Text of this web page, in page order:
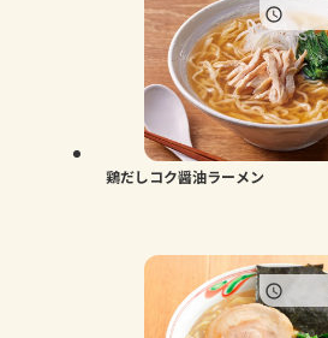
鶏だしコク醤油ラーメン